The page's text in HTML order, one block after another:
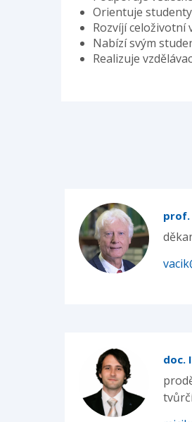
Orientuje
Rozvíjí celoživotní
Nabízí svým
Realizuje
prof.
doc.